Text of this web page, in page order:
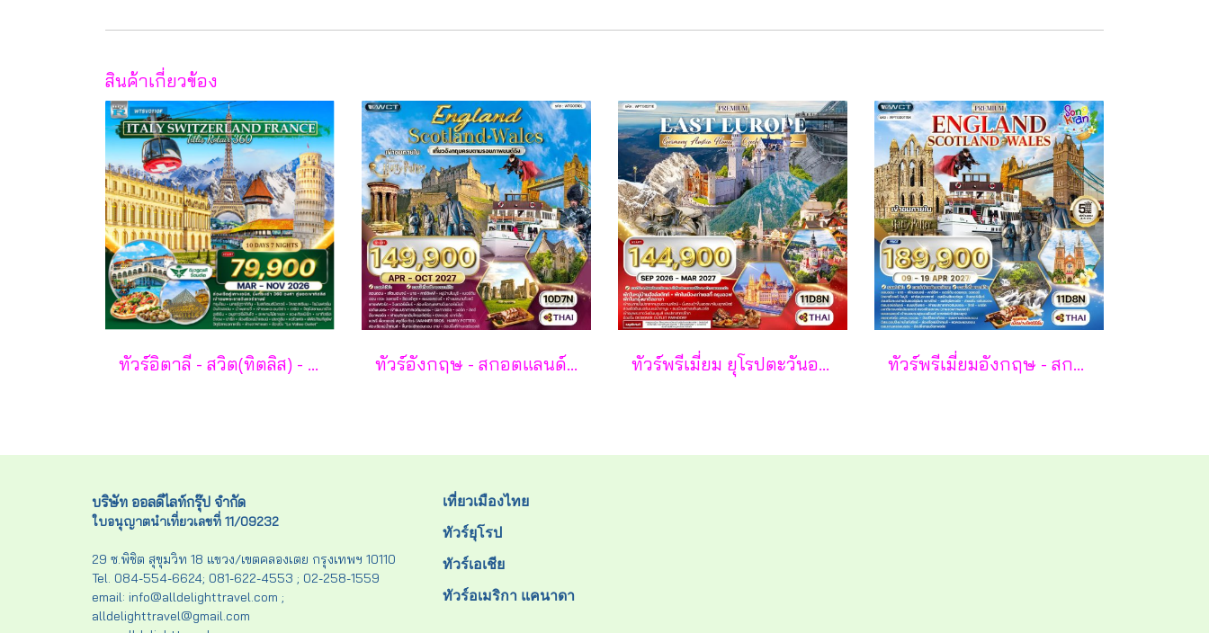
สินค้าเกี่ยวข้อง
ทัวร์อิตาลี - สวิต(ทิตลิส) - ฝรั่งเศส 10 วัน -SV ทัวร์อังกฤษ - สกอตแลนด์ - เวลส์ 10 วัน - TG ทัวร์พรีเมี่ยม ยุโรปตะวันออก พักหมู่บ้านฮัลล์สตัทท์ 11วัน 8คืน - TG ทัวร์พรีเมี่ยมอังกฤษ - สกอตแลนด์ -เวลล์ 11 วัน - TG
บริษัท ออลดีไลท์กรุ๊ป จำกัด
ใบอนุญาตนำเที่ยวเลขที่ 11/09232
29 ซ.พิชิต สุขุมวิท 18 แขวง/เขตคลองเตย กรุงเทพฯ 10110
Tel. 084-554-6624; 081-622-4553 ; 02-258-1559
email: info@alldelighttravel.com ;
alldelighttravel@gmail.com
เที่ยวเมืองไทย
ทัวร์ยุโรป
ทัวร์เอเชีย
ทัวร์อเมริกา แคนาดา